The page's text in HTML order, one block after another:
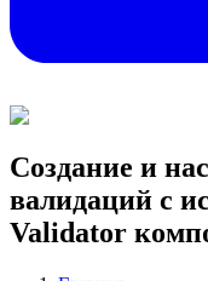
Создание и
валидаций с
Validator